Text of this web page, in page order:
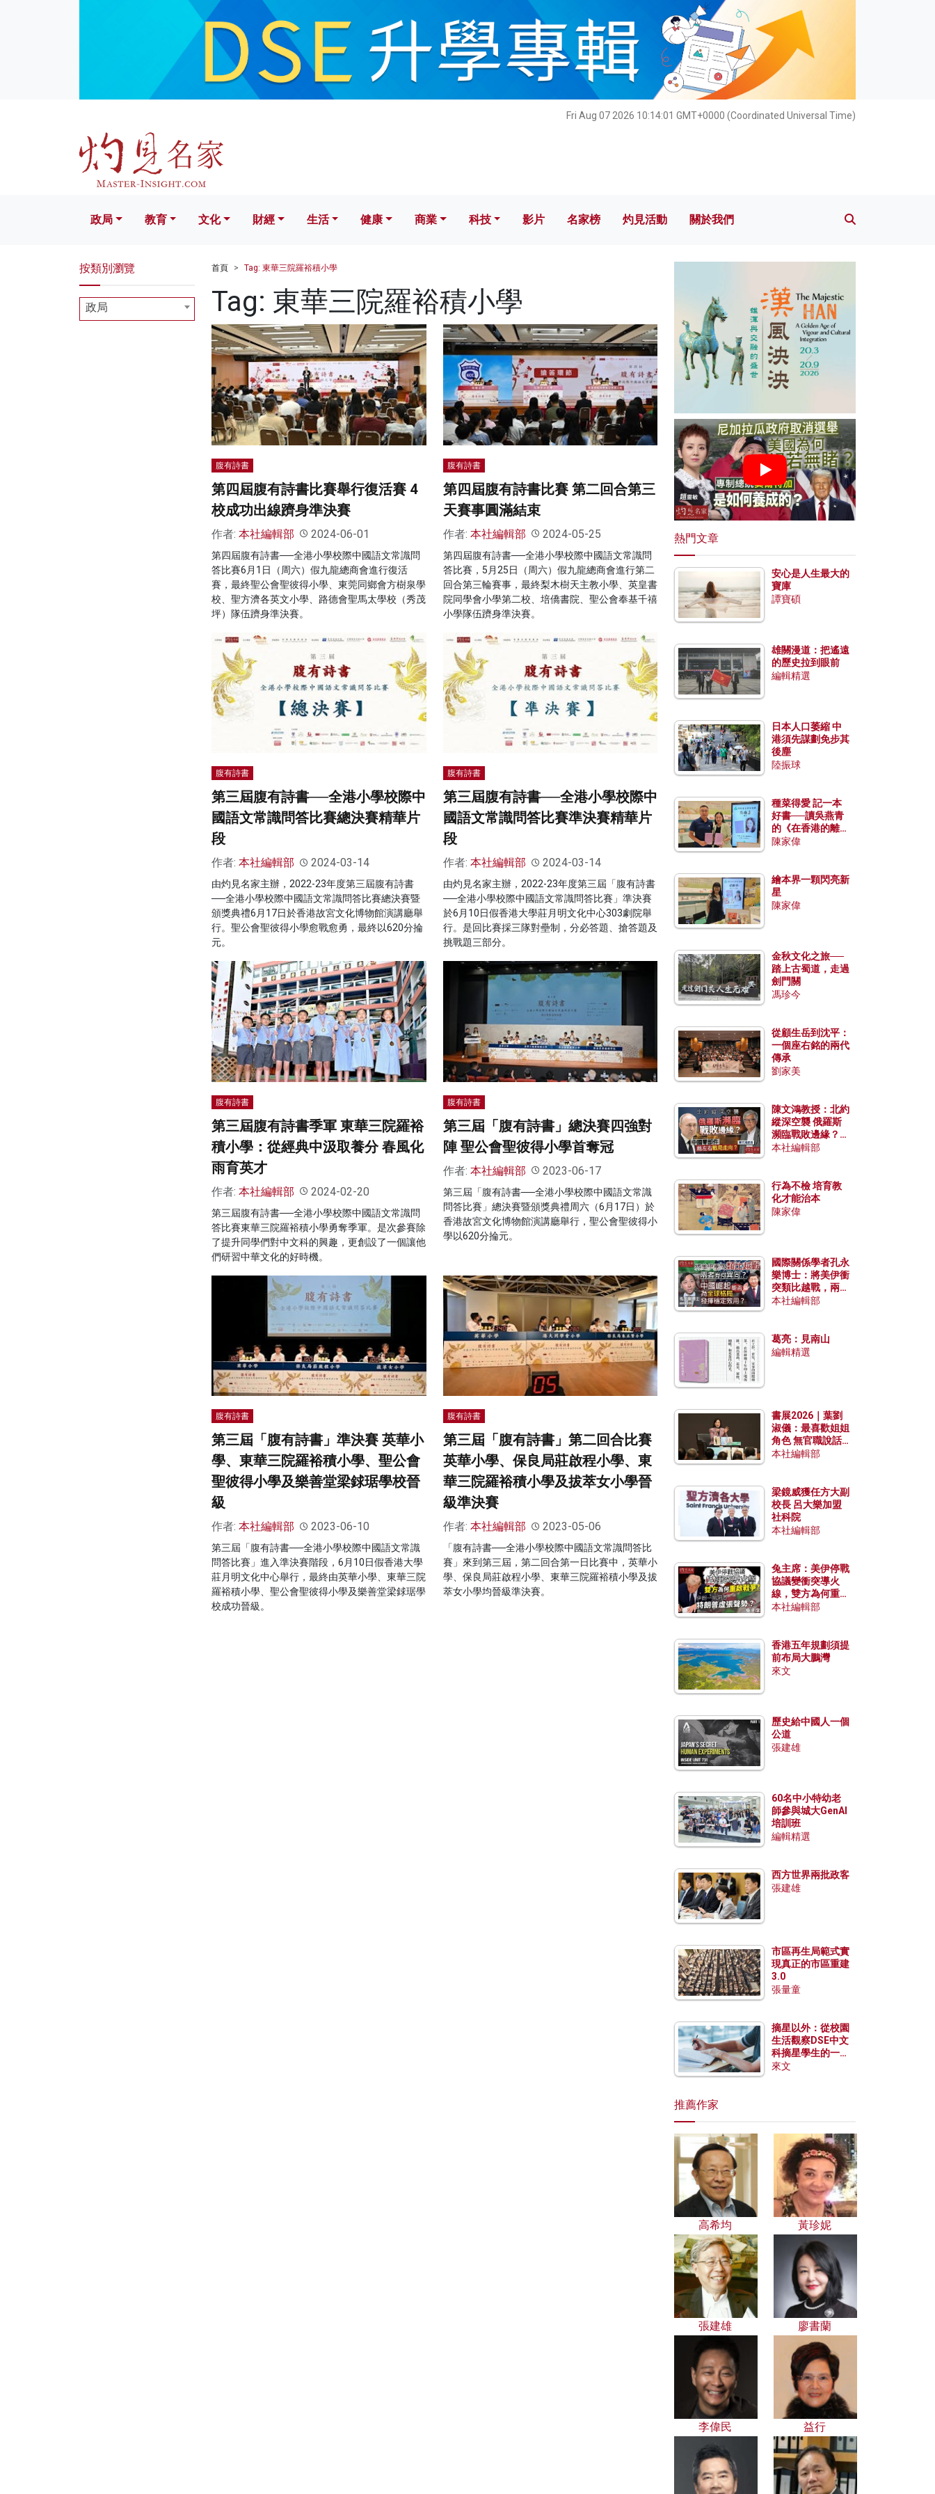
Fri Aug 07 2026 10:14:02 GMT+0000 (Coordinated Universal Time)
文化 財經 生活 健康 科技 影片 名家榜 灼見活動 關於我們
政局 教育 文化 財經 生活 健康 商業 科技 影片 名家榜 灼見活動 關於我們
首頁 Tag: 東華三院羅裕積小學
Tag: 東華三院羅裕積小學
腹有詩書
第四屆腹有詩書比賽舉行復活賽 4
校成功出線躋身準決賽
作者: 本社編輯部 2024-06-01
第四屆腹有詩書──全港小學校際中國語文常識問
答比賽6月1日（周六）假九龍總商會進行復活
賽，最終聖公會聖彼得小學、東莞同鄉會方樹泉學
校、聖方濟各英文小學、路德會聖馬太學校（秀茂
坪）隊伍躋身準決賽。
腹有詩書
第四屆腹有詩書比賽 第二回合第三
天賽事圓滿結束
作者: 本社編輯部 2024-05-25
第四屆腹有詩書──全港小學校際中國語文常識問
答比賽，5月25日（周六）假九龍總商會進行第二
回合第三輪賽事，最終梨木樹天主教小學、英皇書
院同學會小學第二校、培僑書院、聖公會奉基千禧
小學隊伍躋身準決賽。
腹有詩書
第三屆腹有詩書──全港小學校際中
國語文常識問答比賽總決賽精華片
段
作者: 本社編輯部 2024-03-14
由灼見名家主辦，2022-23年度第三屆腹有詩書
──全港小學校際中國語文常識問答比賽總決賽暨
頒獎典禮6月17日於香港故宮文化博物館演講廳舉
行。聖公會聖彼得小學愈戰愈勇，最終以620分掄
元。
腹有詩書
第三屆腹有詩書──全港小學校際中
國語文常識問答比賽準決賽精華片
段
作者: 本社編輯部 2024-03-14
由灼見名家主辦，2022-23年度第三屆「腹有詩書
──全港小學校際中國語文常識問答比賽」準決賽
於6月10日假香港大學莊月明文化中心303劇院舉
行。是回比賽採三隊對壘制，分必答題、搶答題及
挑戰題三部分。
腹有詩書
第三屆腹有詩書季軍 東華三院羅裕
積小學：從經典中汲取養分 春風化
雨育英才
作者: 本社編輯部 2024-02-20
第三屆腹有詩書──全港小學校際中國語文常識問
答比賽東華三院羅裕積小學勇奪季軍。是次參賽除
了提升同學們對中文科的興趣，更創設了一個讓他
們研習中華文化的好時機。
腹有詩書
第三屆「腹有詩書」總決賽四強對
陣 聖公會聖彼得小學首奪冠
作者: 本社編輯部 2023-06-17
第三屆「腹有詩書──全港小學校際中國語文常識
問答比賽」總決賽暨頒獎典禮周六（6月17日）於
香港故宮文化博物館演講廳舉行，聖公會聖彼得小
學以620分掄元。
腹有詩書
第三屆「腹有詩書」準決賽 英華小
學、東華三院羅裕積小學、聖公會
聖彼得小學及樂善堂梁銶琚學校晉
級
作者: 本社編輯部 2023-06-10
第三屆「腹有詩書──全港小學校際中國語文常識
問答比賽」進入準決賽階段，6月10日假香港大學
莊月明文化中心舉行，最終由英華小學、東華三院
羅裕積小學、聖公會聖彼得小學及樂善堂梁銶琚學
校成功晉級。
腹有詩書
第三屆「腹有詩書」第二回合比賽
英華小學、保良局莊啟程小學、東
華三院羅裕積小學及拔萃女小學晉
級準決賽
作者: 本社編輯部 2023-05-06
「腹有詩書──全港小學校際中國語文常識問答比
賽」來到第三屆，第二回合第一日比賽中，英華小
學、保良局莊啟程小學、東華三院羅裕積小學及拔
萃女小學均晉級準決賽。
按類別瀏覽
政局
熱門文章
安心是人生最大的
寶庫
譚寶碩
雄關漫道：把遙遠
的歷史拉到眼前
編輯精選
日本人口萎縮 中
港須先謀劃免步其
後塵
陸振球
種菜得愛 記一本
好書──讀吳燕青
的《在香港的離島
種菜》
陳家偉
繪本界一顆閃亮新
星
陳家偉
金秋文化之旅──
踏上古蜀道，走過
劍門關
馮珍今
從顧生岳到沈平：
一個座右銘的兩代
傳承
劉家美
陳文鴻教授：北約
縱深空襲 俄羅斯
瀕臨戰敗邊緣？中
國零部件能左右戰
本社編輯部
行為不檢 培育教
化才能治本
陳家偉
國際關係學者孔永
樂博士：將美伊衝
突類比越戰，兩者
有何異同？中國崛
本社編輯部
葛亮：見南山
編輯精選
書展2026｜葉劉
淑儀：最喜歡姐姐
角色 無官職說話
包袱少
本社編輯部
梁鏡威獲任方大副
校長 呂大樂加盟
社科院
本社編輯部
兔主席：美伊停戰
協議變衝突導火
線，雙方為何重啟
戰爭？伊朗一早洞
本社編輯部
香港五年規劃須提
前布局大鵬灣
來文
歷史給中國人一個
公道
張建雄
60名中小特幼老
師參與城大GenAI
培訓班
編輯精選
西方世界兩批政客
張建雄
市區再生局範式實
現真正的市區重建
3.0
張量童
摘星以外：從校園
生活觀察DSE中文
科摘星學生的一點
特質
來文
推薦作家
高希均 黃珍妮
張建雄 廖書蘭
李偉民 益行